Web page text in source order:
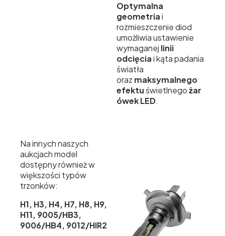
Optymalna
geometriai
rozmieszczenie diod
umożliwia ustawienie
wymaganej linii
odcięciai kąta padania
światła
oraz maksymalnego
efektu świetlnegożar
ówek LED.
Na innych naszych
aukcjach model
dostępny również w
większości typów
trzonków:
H1, H3, H4, H7, H8, H9,
H11, 9005/HB3,
9006/HB4, 9012/HIR2